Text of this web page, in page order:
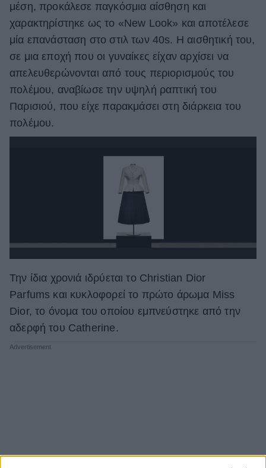
μέση, προκάλεσε παγκόσμια αίσθηση και
χαρακτηρίστηκε ως το «New Look» και αποτέλεσε
μία επανάσταση στο στιλ των 40s. Η αισθητική του,
σε μια εποχή που οι γυναίκες είχαν αρχίσει να
απελευθερώνονται από τους περιορισμούς του
πολέμου, αναβίωσε την υψηλή ραπτική του
Παρισιού, που είχε παρακμάσει στη διάρκεια του
πολέμου.
Την ίδια χρονιά ιδρύεται το Christian Dior
Parfums και κυκλοφορεί το πρώτο άρωμα Miss
Dior, το όνομα του οποίου εμπνεύστηκε από την
αδερφή του Catherine.